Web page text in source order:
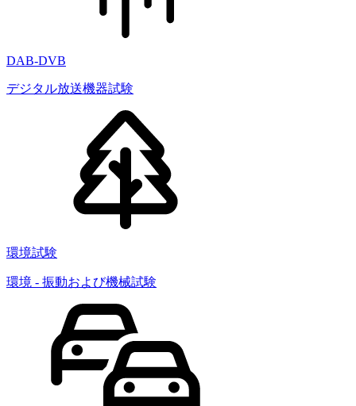
DAB-DVB
デジタル放送機器試験
環境試験
環境 - 振動および機械試験